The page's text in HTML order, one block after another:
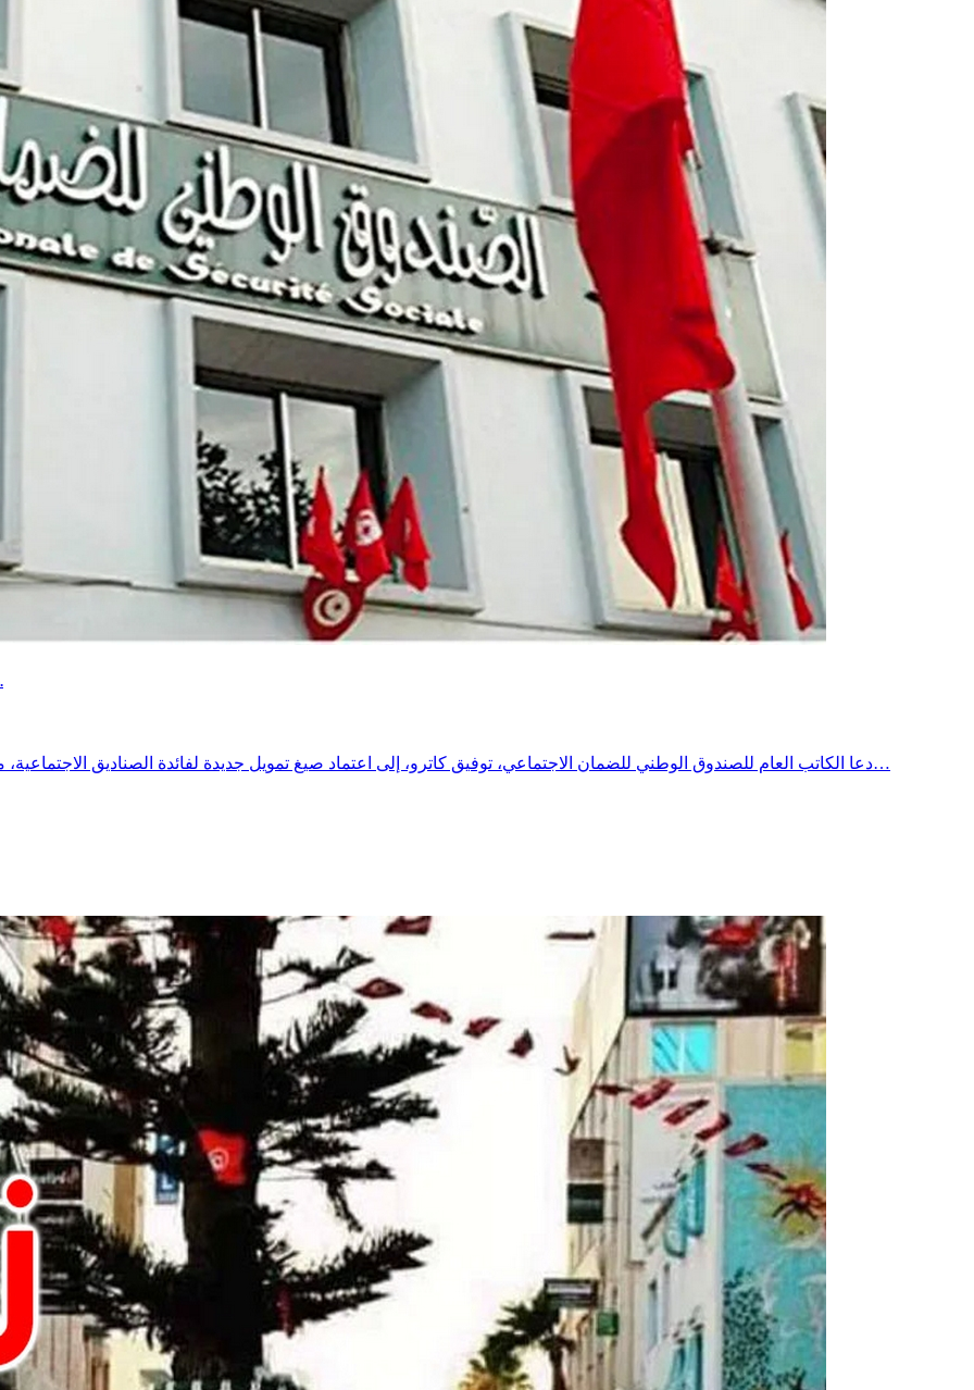
دعوات إلى صيغ تمويل جديدة ورقمنة الخدمات لضمان استدامة الصناديق الاجتماعية.
دعا الكاتب العام للصندوق الوطني للضمان الاجتماعي، توفيق كاترو، إلى اعتماد صيغ تمويل جديدة لفائدة الصناديق الاجتماعية، مؤكداً أن ذلك أصبح ضرورة لضمان استدامة المنظومة ومواصلة تقديم…